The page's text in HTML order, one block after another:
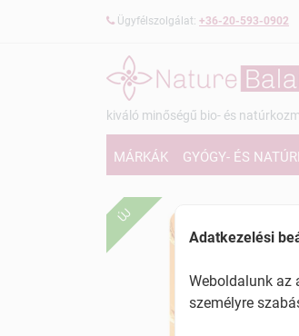
Ügyfélszolgálat: +36-20-593-0902
kiváló minőségű bio- és
MÁRKÁK GYÓGY- ÉS
ÚJ
Adatkezelési
Weboldalunk az
személyre